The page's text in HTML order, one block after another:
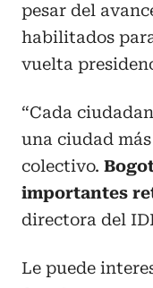
pesar del
habilitados
vuelta
“Cada
una ciudad
colectivo.
importantes
directora del
Le puede